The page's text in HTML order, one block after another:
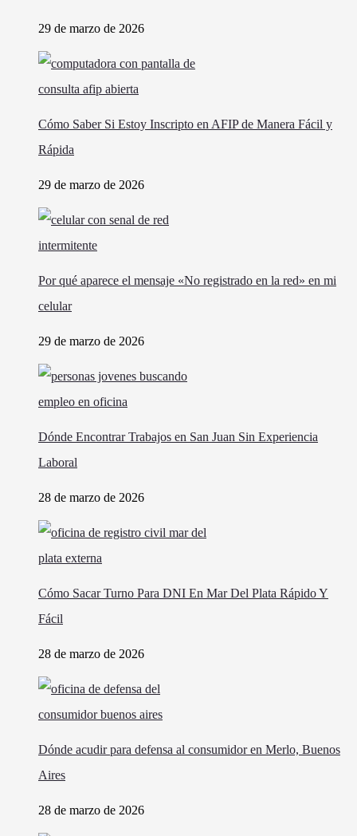
29 de marzo de 2026
Cómo Saber Si Estoy Inscripto en AFIP de Manera Fácil y
Rápida
29 de marzo de 2026
Por qué aparece el mensaje «No registrado en la red» en mi
celular
29 de marzo de 2026
Dónde Encontrar Trabajos en San Juan Sin Experiencia
Laboral
28 de marzo de 2026
Cómo Sacar Turno Para DNI En Mar Del Plata Rápido Y
Fácil
28 de marzo de 2026
Dónde acudir para defensa al consumidor en Merlo, Buenos
Aires
28 de marzo de 2026